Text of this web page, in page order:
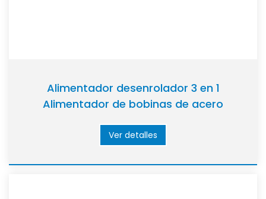
Alimentador desenrolador 3 en 1
Alimentador de bobinas de acero
Ver detalles